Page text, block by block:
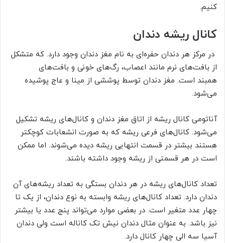
کنیم.
کانال ریشه دندان
در مرکز هر دندان حفره‌ای به نام مغز دندان وجود دارد. که متشکل
از بافت‌های نرم مانند اعصاب، رگ‌های خونی و بافت‌های
همبند است. مغز دندان توسط پوششی از مینا و عاج پوشیده
می‌شود.
آناتومی کانال ریشه از اتاق مغز دندان و کانال‌های ریشه تشکیل
می‌شود. کانال‌های فرعی ریشه که به صورت انشعابات کوچکتر
هستند بیشتر در قسمت انتهایی ریشه دیده می‌شوند. اما ممکن
است در هر قسمتی از ریشه وجود داشته باشند.
تعداد کانال‌های ریشه در هر دندان بستگی به تعداد ریشه‌های آن
دندان دارد. تعداد کانال‌های ریشه وابسته به نوع دندان، از یک تا
چهار عدد متغیر است. در بعضی موارد می‌تواند پنج عدد یا بیشتر
نیز باشد. به عنوان مثال دندان نیش تک کاناله است ولی دندان
آسیا سه الی چهار کانال دارد.